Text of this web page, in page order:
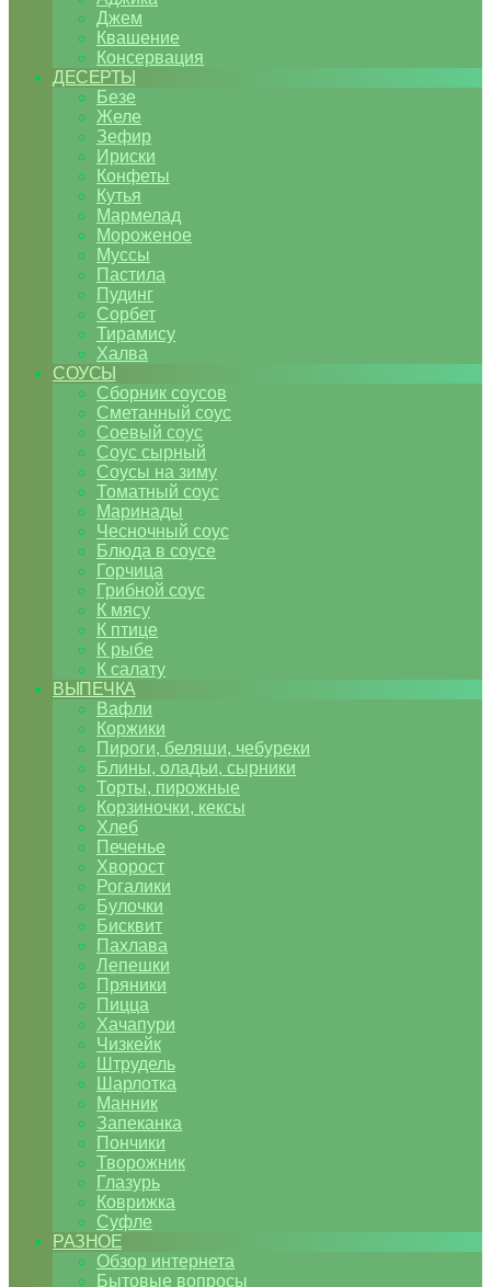
Джем
Квашение
Консервация
ДЕСЕРТЫ
Безе
Желе
Зефир
Ириски
Конфеты
Кутья
Мармелад
Мороженое
Муссы
Пастила
Пудинг
Сорбет
Тирамису
Халва
СОУСЫ
Сборник соусов
Сметанный соус
Соевый соус
Соус сырный
Соусы на зиму
Томатный соус
Маринады
Чесночный соус
Блюда в соусе
Горчица
Грибной соус
К мясу
К птице
К рыбе
К салату
ВЫПЕЧКА
Вафли
Коржики
Пироги, беляши, чебуреки
Блины, оладьи, сырники
Торты, пирожные
Корзиночки, кексы
Хлеб
Печенье
Хворост
Рогалики
Булочки
Бисквит
Пахлава
Лепешки
Пряники
Пицца
Хачапури
Чизкейк
Штрудель
Шарлотка
Манник
Запеканка
Пончики
Творожник
Глазурь
Коврижка
Суфле
РАЗНОЕ
Обзор интернета
Бытовые вопросы